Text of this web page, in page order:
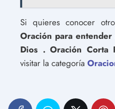
Si quieres conocer
Oración para
Dios . Oración Corta
visitar la categoría